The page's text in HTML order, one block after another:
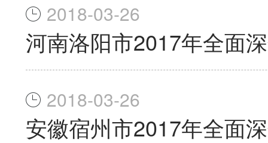
2018-03-26
河南洛阳市2017年全面
2018-03-26
安徽宿州市2017年全面